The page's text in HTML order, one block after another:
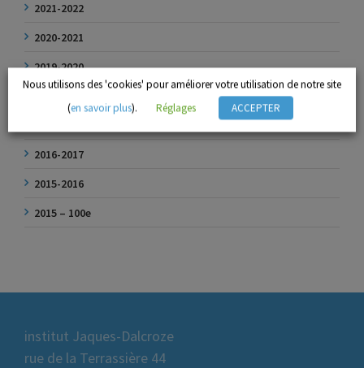
2021-2022
2020-2021
2019-2020
2016-2017
2015-2016
2015 – 100e
institut Jaques-Dalcroze
rue de la Terrassière 44
Nous utilisons des 'cookies' pour améliorer votre utilisation de notre site
(en savoir plus). Réglages ACCEPTER